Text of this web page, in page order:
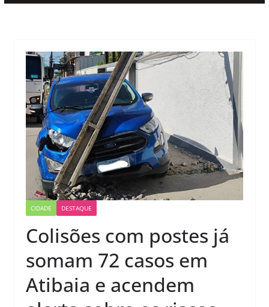
CIDADE DESTAQUE
Colisões com postes já
somam 72 casos em
Atibaia e acendem